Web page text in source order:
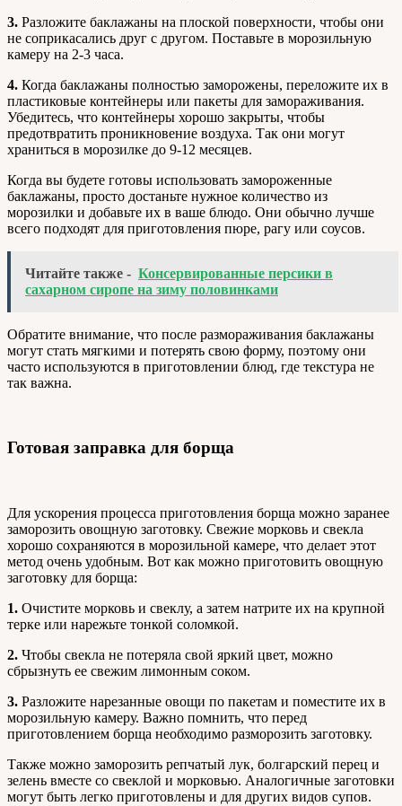
3. Разложите баклажаны на плоской поверхности, чтобы они
не соприкасались друг с другом. Поставьте в морозильную
камеру на 2-3 часа.
4. Когда баклажаны полностью заморожены, переложите их в
пластиковые контейнеры или пакеты для замораживания.
Убедитесь, что контейнеры хорошо закрыты, чтобы
предотвратить проникновение воздуха. Так они могут
храниться в морозилке до 9-12 месяцев.
Когда вы будете готовы использовать замороженные
баклажаны, просто достаньте нужное количество из
морозилки и добавьте их в ваше блюдо. Они обычно лучше
всего подходят для приготовления пюре, рагу или соусов.
Читайте также - Консервированные персики в
сахарном сиропе на зиму половинками
Обратите внимание, что после размораживания баклажаны
могут стать мягкими и потерять свою форму, поэтому они
часто используются в приготовлении блюд, где текстура не
так важна.
Готовая заправка для борща
Для ускорения процесса приготовления борща можно заранее
заморозить овощную заготовку. Свежие морковь и свекла
хорошо сохраняются в морозильной камере, что делает этот
метод очень удобным. Вот как можно приготовить овощную
заготовку для борща:
1. Очистите морковь и свеклу, а затем натрите их на крупной
терке или нарежьте тонкой соломкой.
2. Чтобы свекла не потеряла свой яркий цвет, можно
сбрызнуть ее свежим лимонным соком.
3. Разложите нарезанные овощи по пакетам и поместите их в
морозильную камеру. Важно помнить, что перед
приготовлением борща необходимо разморозить заготовку.
Также можно заморозить репчатый лук, болгарский перец и
зелень вместе со свеклой и морковью. Аналогичные заготовки
могут быть легко приготовлены и для других видов супов.